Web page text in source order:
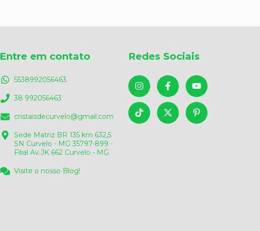
Entre em contato
5538992056463
38 992056463
cristaisdecurvelo@gmail.com
Sede Matriz BR 135 km 632,5
SN Curvelo - MG 35797-899 -
Filial Av.JK 662 Curvelo - MG
Visite o nosso Blog!
Redes Sociais